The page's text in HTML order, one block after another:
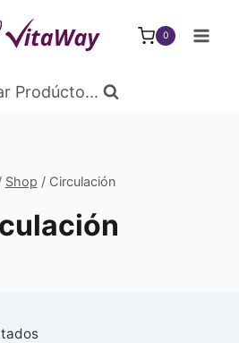
0
Prodúcto...
Shop / Circulación
Ordenado